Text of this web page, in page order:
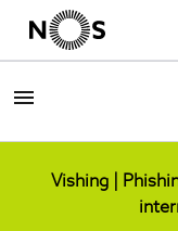
Vishing |